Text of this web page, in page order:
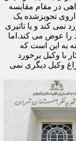
در مقام مقایسه
تجویزشده یک
نمی کند و یا تاثیری
را عوض می کند.اما
به این است که
با وکیل برخورد
وکیل دیگری نمی